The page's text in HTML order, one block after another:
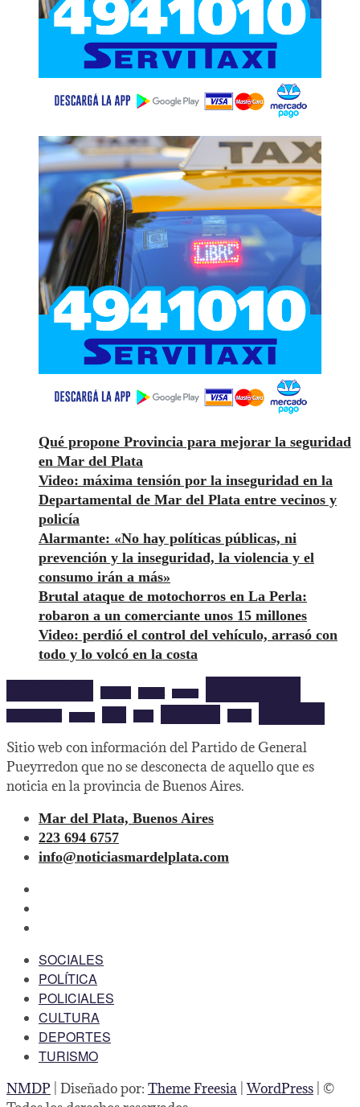
Qué propone Provincia para mejorar la seguridad
en Mar del Plata
Video: máxima tensión por la inseguridad en la
Departamental de Mar del Plata entre vecinos y
policía
Alarmante: «No hay políticas públicas, ni
prevención y la inseguridad, la violencia y el
consumo irán a más»
Brutal ataque de motochorros en La Perla:
robaron a un comerciante unos 15 millones
Video: perdió el control del vehículo, arrasó con
todo y lo volcó en la costa
Sitio web con información del Partido de General
Pueyrredon que no se desconecta de aquello que es
noticia en la provincia de Buenos Aires.
Mar del Plata, Buenos Aires
223 694 6757
info@noticiasmardelplata.com
SOCIALES
POLÍTICA
POLICIALES
CULTURA
DEPORTES
TURISMO
NMDP | Diseñado por: Theme Freesia |WordPress | ©